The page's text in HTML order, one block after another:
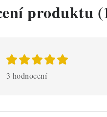
produktu
3 hodnocení